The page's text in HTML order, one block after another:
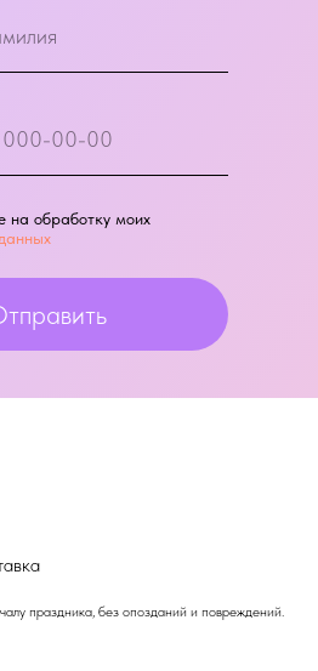
на обработку моих
праздника, без опозданий и повреждений.